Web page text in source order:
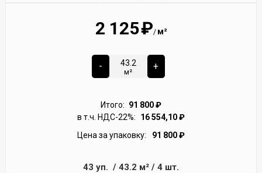
2 125₽/ м²
-
м²
+
Итого: 91 800₽
в т.ч. НДС-22%:
16 554,10₽
Цена за упаковку:
91 800₽
43 уп. / 43.2 м² / 4 шт.